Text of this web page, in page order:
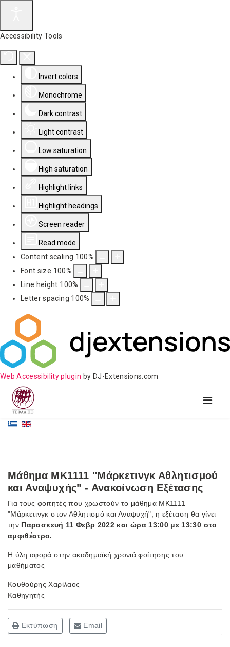
Accessibility Tools
Invert colors
Monochrome
Dark contrast
Light contrast
Low saturation
High saturation
Highlight links
Highlight headings
Screen reader
Read mode
Content scaling 100%
Font size 100%
Line height 100%
Letter spacing 100%
Web Accessibility plugin by DJ-Extensions.com
Μάθημα ΜΚ1111 "Μάρκετινγκ Αθλητισμού
και Αναψυχής" - Ανακοίνωση Εξέτασης
Για τους φοιτητές που χρωστούν το μάθημα ΜΚ1111
"Μάρκετινγκ στον Αθλητισμό και Αναψυχή", η εξέταση θα γίνει
την Παρασκευή 11 Φεβρ 2022 και ώρα 13:00 με 13:30 στο
αμφιθέατρο.
Η ύλη αφορά στην ακαδημαϊκή χρονιά φοίτησης του
μαθήματος
Κουθούρης Χαρίλαος
Καθηγητής
Εκτύπωση Email